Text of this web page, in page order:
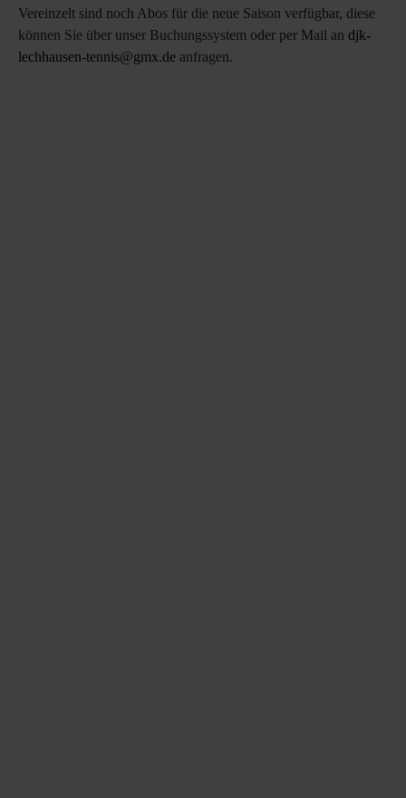
Vereinzelt sind noch Abos für die neue Saison verfügbar, diese
können Sie über unser Buchungssystem oder per Mail an djk-
lechhausen-tennis@gmx.de anfragen.